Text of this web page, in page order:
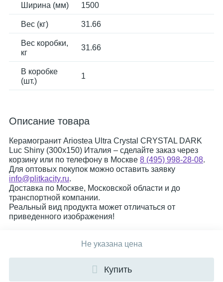
Ширина (мм) 1500
Вес (кг) 31.66
Вес коробки,
кг
31.66
В коробке
(шт.)
1
Описание товара
Керамогранит Ariostea Ultra Crystal CRYSTAL DARK
Luc Shiny (300x150) Италия – сделайте заказ через
корзину или по телефону в Москве 8 (495) 998-28-08.
Для оптовых покупок можно оставить заявку
info@plitkacity.ru.
Доставка по Москве, Московской области и до
транспортной компании.
Реальный вид продукта может отличаться от
приведенного изображения!
Не указана цена
Купить